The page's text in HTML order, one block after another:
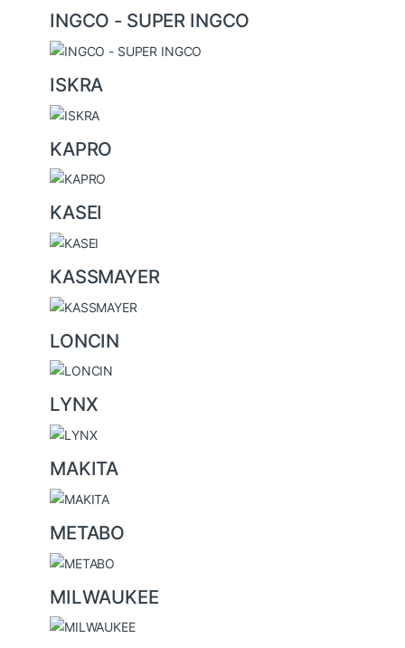
INGCO - SUPER INGCO
ISKRA
KAPRO
KASEI
KASSMAYER
LONCIN
LYNX
MAKITA
METABO
MILWAUKEE